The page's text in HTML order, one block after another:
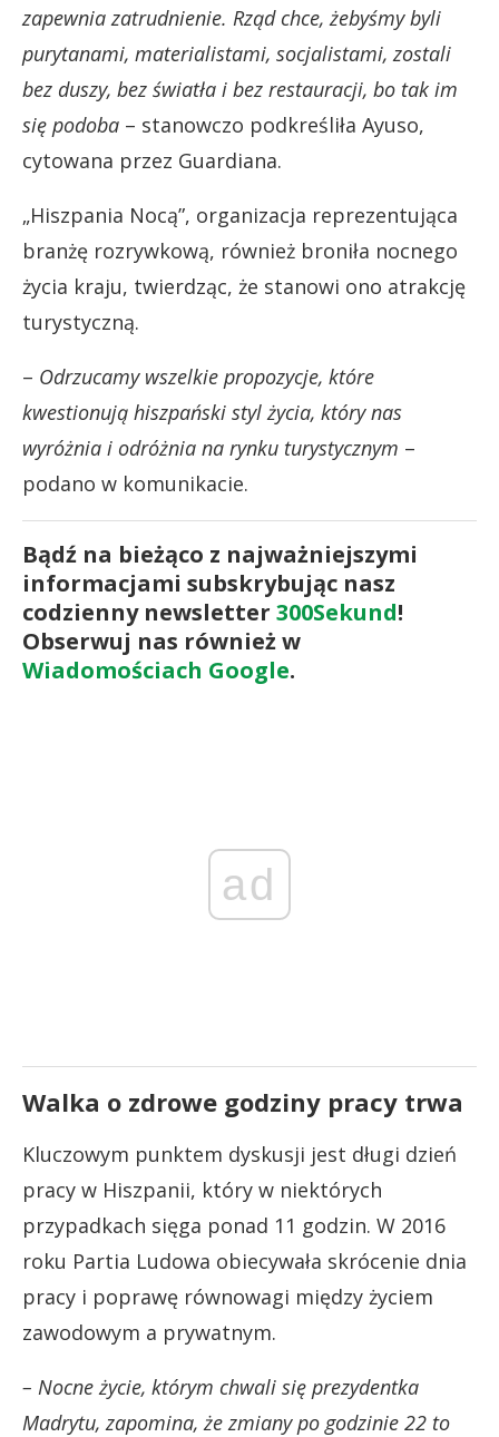
zapewnia zatrudnienie. Rząd chce, żebyśmy byli
purytanami, materialistami, socjalistami, zostali
bez duszy, bez światła i bez restauracji, bo tak im
się podoba – stanowczo podkreśliła Ayuso,
cytowana przez Guardiana.
„Hiszpania Nocą”, organizacja reprezentująca
branżę rozrywkową, również broniła nocnego
życia kraju, twierdząc, że stanowi ono atrakcję
turystyczną.
– Odrzucamy wszelkie propozycje, które
kwestionują hiszpański styl życia, który nas
wyróżnia i odróżnia na rynku turystycznym –
podano w komunikacie.
Bądź na bieżąco z najważniejszymi
informacjami subskrybując nasz
codzienny newsletter 300Sekund!
Obserwuj nas również w
Wiadomościach Google.
ad
Walka o zdrowe godziny pracy trwa
Kluczowym punktem dyskusji jest długi dzień
pracy w Hiszpanii, który w niektórych
przypadkach sięga ponad 11 godzin. W 2016
roku Partia Ludowa obiecywała skrócenie dnia
pracy i poprawę równowagi między życiem
zawodowym a prywatnym.
– Nocne życie, którym chwali się prezydentka
Madrytu, zapomina, że zmiany po godzinie 22 to